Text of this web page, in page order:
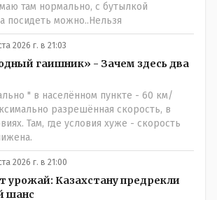
там нормально, с бутылкой
посидеть можно..Нельзя
2026 г. в 21:03
гаишник» - Зачем здесь два
" в населённом пункте - 60 км/
разрешённая скорость, в
Там, где условия хуже - скорость
2026 г. в 21:00
урожай: Казахстану предрекли
шанс